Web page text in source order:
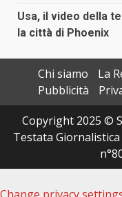
Usa, il video della
la città di Phoenix
Chi siamo
La
Pubblicità
Copyright 2025 ©
Testata